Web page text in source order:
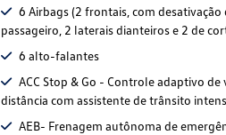
6 Airbags (2 frontais, com desativação
passageiro, 2 laterais dianteiros e 2 de
6 alto-falantes
ACC Stop & Go - Controle adaptivo de
distância com assistente de trânsito
AEB- Frenagem autônoma de